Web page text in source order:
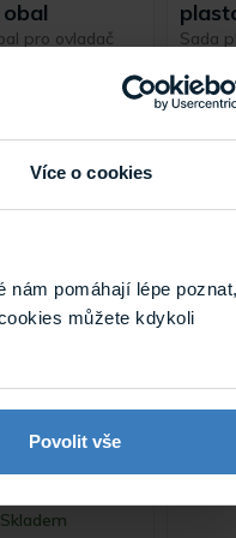
Více o cookies
nám pomáhají lépe poznat,
můžete kdykoli
Povolit vše
pro ovladač
Sada
IS-850.
TAG LC
pouzdro
ovladače
Skladem
CV
Sada